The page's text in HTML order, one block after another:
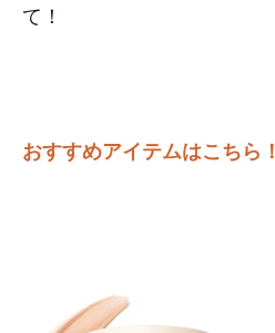
て！
おすすめアイテムはこちら！